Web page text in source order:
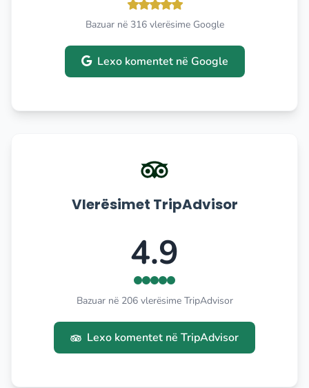
Bazuar në 316 vlerësime Google
Lexo komentet në Google
Vlerësimet TripAdvisor
4.9
Bazuar në 206 vlerësime TripAdvisor
Lexo komentet në TripAdvisor